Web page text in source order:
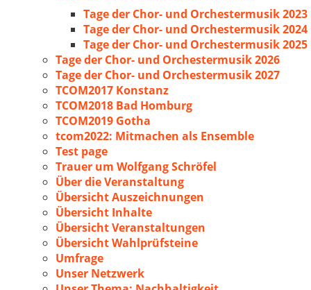
Tage der Chor- und Orchestermusik 2023
Tage der Chor- und Orchestermusik 2024
Tage der Chor- und Orchestermusik 2025
Tage der Chor- und Orchestermusik 2026
Tage der Chor- und Orchestermusik 2027
TCOM2017 Konstanz
TCOM2018 Bad Homburg
TCOM2019 Gotha
tcom2022: Mitmachen als Ensemble
Test page
Trauer um Wolfgang Schröfel
Über die Veranstaltung
Übersicht Auszeichnungen
Übersicht Inhalte
Übersicht Veranstaltungen
Übersicht Wahlprüfsteine
Umfrage
Unser Netzwerk